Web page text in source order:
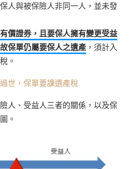
人與被保險人非同一人，並未發
價證券，且要保人擁有變更受益
保單仍屬要保人之遺產 ，須計入
。
世，保單要課遺產稅
人、受益人三者的關係，以及保
。